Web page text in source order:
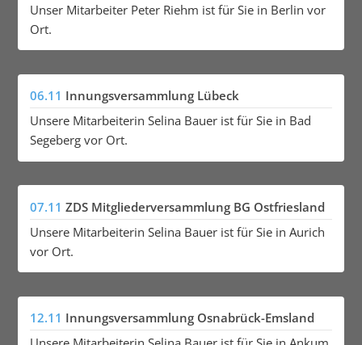
Unser Mitarbeiter Peter Riehm ist für Sie in Berlin vor
Ort.
06.11 Innungsversammlung Lübeck
Unsere Mitarbeiterin Selina Bauer ist für Sie in Bad
Segeberg vor Ort.
07.11 ZDS Mitgliederversammlung BG Ostfriesland
Unsere Mitarbeiterin Selina Bauer ist für Sie in Aurich
vor Ort.
12.11 Innungsversammlung Osnabrück-Emsland